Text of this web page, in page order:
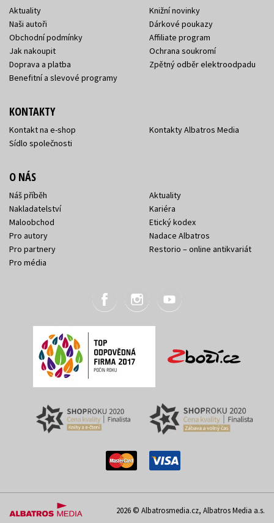
Aktuality
Naši autoři
Obchodní podmínky
Jak nakoupit
Doprava a platba
Benefitní a slevové programy
Knižní novinky
Dárkové poukazy
Affiliate program
Ochrana soukromí
Zpětný odběr elektroodpadu
KONTAKTY
Kontakt na e-shop
Sídlo společnosti
Kontakty Albatros Media
O NÁS
Náš příběh
Nakladatelství
Maloobchod
Pro autory
Pro partnery
Pro média
Aktuality
Kariéra
Etický kodex
Nadace Albatros
Restorio – online antikvariát
2026 © Albatrosmedia.cz, Albatros Media a.s.